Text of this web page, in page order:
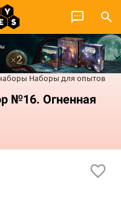
Наборы для опытов
№16. Огненная